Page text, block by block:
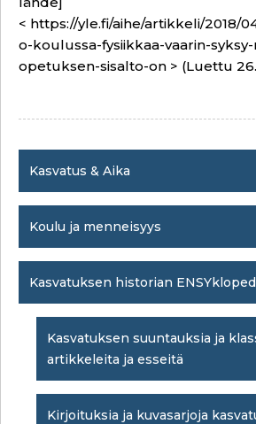
< https://yle.fi/aihe/artikkeli/2018/
o-koulussa-fysiikkaa-vaarin-
opetuksen-sisalto-on > (Luettu
Kasvatus & Aika
Koulu ja menneisyys
Kasvatuksen historian
Kasvatuksen suuntauksia ja
artikkeleita ja esseitä
Kirjoituksia ja kuvasarjoja